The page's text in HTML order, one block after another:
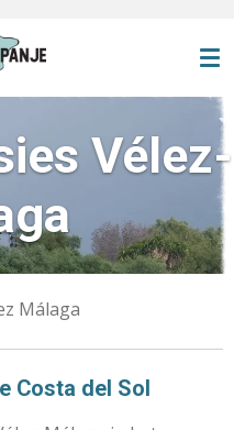
Vélez-
Málaga
Costa del Sol